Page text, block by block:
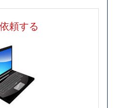
頼する